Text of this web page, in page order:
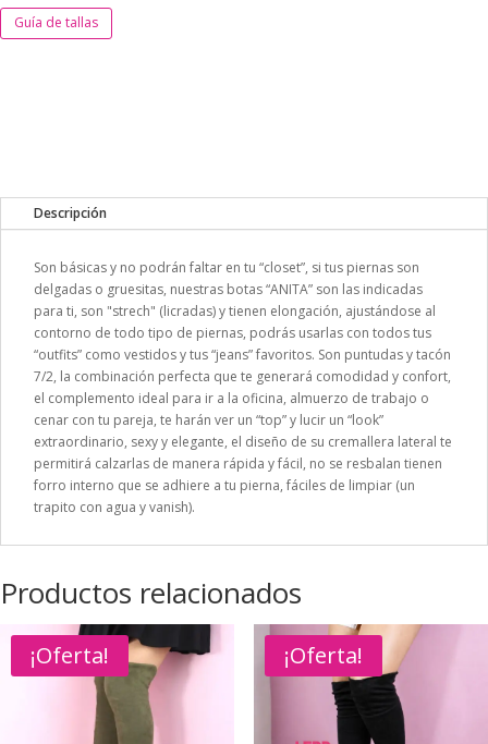
Guía de tallas
Descripción
Son básicas y no podrán faltar en tu “closet”, si tus piernas son
delgadas o gruesitas, nuestras botas “ANITA” son las indicadas
para ti, son "strech" (licradas) y tienen elongación, ajustándose al
contorno de todo tipo de piernas, podrás usarlas con todos tus
“outfits” como vestidos y tus “jeans” favoritos. Son puntudas y tacón
7/2, la combinación perfecta que te generará comodidad y confort,
el complemento ideal para ir a la oficina, almuerzo de trabajo o
cenar con tu pareja, te harán ver un “top” y lucir un “look”
extraordinario, sexy y elegante, el diseño de su cremallera lateral te
permitirá calzarlas de manera rápida y fácil, no se resbalan tienen
forro interno que se adhiere a tu pierna, fáciles de limpiar (un
trapito con agua y vanish).
Productos relacionados
¡Oferta! ¡Oferta!